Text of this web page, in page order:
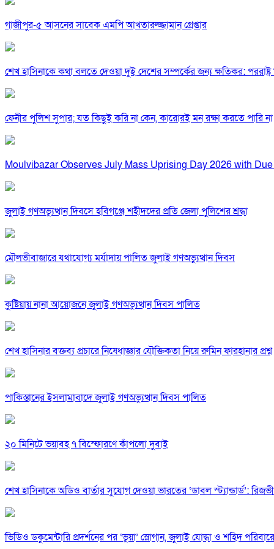
গাজীপুর-৫ আসনের সাবেক এমপি আখতারুজ্জামান গ্রেপ্তার
শেখ হাসিনাকে কথা বলতে দেওয়া দুই দেশের সম্পর্কের জন্য ক্ষতিকর: পররাষ্ট্র
ফেনীর পুলিশ সুপার; যত কিছুই করি না কেন, কারোরই মন রক্ষা করতে পারি না
Moulvibazar Observes July Mass Uprising Day 2026 with
জুলাই গণঅভ্যুত্থান দিবসে হবিগঞ্জে শহীদদের প্রতি জেলা পুলিশের শ্রদ্ধা
মৌলভীবাজারে যথাযোগ্য মর্যাদায় পালিত জুলাই গণঅভ্যুত্থান দিবস
কুষ্টিয়ায় নানা আয়োজনে জুলাই গণঅভ্যুত্থান দিবস পালিত
শেখ হাসিনার বক্তব্য প্রচারে নিষেধাজ্ঞার যৌক্তিকতা নিয়ে রুমিন ফারহানার প্রশ্ন
পাকিস্তানের ইসলামাবাদে জুলাই গণঅভ্যুত্থান দিবস পালিত
২০ মিনিটে ভয়াবহ ৭ বিস্ফোরণে কাঁপলো দুবাই
শেখ হাসিনাকে অডিও বার্তার সুযোগ দেওয়া ভারতের ‘ডাবল স্ট্যান্ডার্ড’: রিজভী
ভিডিও ডকুমেন্টারি প্রদর্শনের পর ‘ভুয়া’ স্লোগান, জুলাই যোদ্ধা ও শহিদ